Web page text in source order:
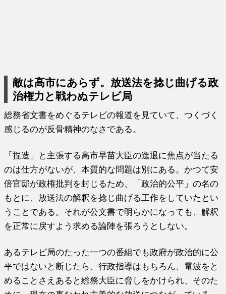
敵は高市にあらず。放送法を捻じ曲げる政
治権力と戦わぬテレビ局
総務省文書をめぐるテレビの報道を見ていて、つくづく
感じるのが反骨精神のなさである。
「捏造」と主張する高市早苗大臣の進退に焦点が当たる
のは仕方がないが、本質的な問題は別にある。かつて安
倍官邸が政権批判を封じるため、「政治的公平」の名の
もとに、放送法の解釈を捻じ曲げる工作をしていたとい
うことである。それが公文書で明らかになっても、解釈
を正常に戻すよう求める論陣を張ろうとしない。
あるテレビ局のたった一つの番組でも政府が政治的に公
平ではないと断じたら、行政指導はもちろん、電波をと
めることさえあると総務大臣に脅しをかけられ、そのた